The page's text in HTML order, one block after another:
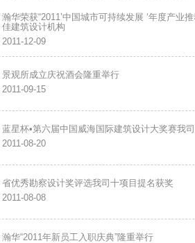
瀚华荣获“2011’中国城市可持续发展 ‘年度产业
佳建筑设计机构
2011-12-09
景观所成立庆祝酒会隆重举行
2011-09-15
蓝星杯•第六届中国威海国际建筑设计大奖赛我
2011-08-20
省优秀勘察设计奖评选我司十项目提名获奖
2011-08-08
瀚华“2011年新员工入职庆典”隆重举行